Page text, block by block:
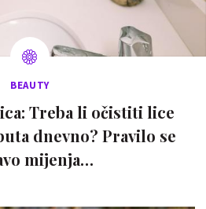
BEAUTY
Treba li očistiti lice
dnevno? Pravilo se
mijenja…